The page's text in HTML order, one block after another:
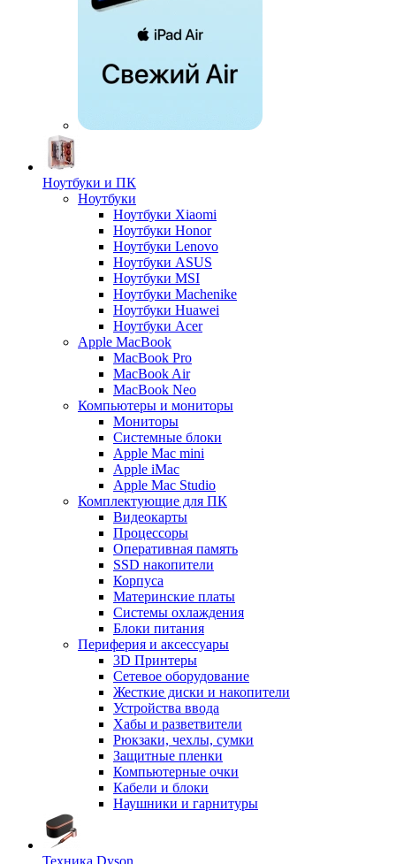
Ноутбуки и ПК
Ноутбуки
Ноутбуки Xiaomi
Ноутбуки Honor
Ноутбуки Lenovo
Ноутбуки ASUS
Ноутбуки MSI
Ноутбуки Machenike
Ноутбуки Huawei
Ноутбуки Acer
Apple MacBook
MacBook Pro
MacBook Air
MacBook Neo
Компьютеры и мониторы
Мониторы
Системные блоки
Apple Mac mini
Apple iMac
Apple Mac Studio
Комплектующие для ПК
Видеокарты
Процессоры
Оперативная память
SSD накопители
Корпуса
Материнские платы
Системы охлаждения
Блоки питания
Периферия и аксессуары
3D Принтеры
Сетевое оборудование
Жесткие диски и накопители
Устройства ввода
Хабы и разветвители
Рюкзаки, чехлы, сумки
Защитные пленки
Компьютерные очки
Кабели и блоки
Наушники и гарнитуры
Техника Dyson